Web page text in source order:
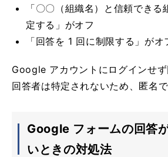
「〇〇（組織名）と信頼でき
定する」がオフ
「回答を 1 回に制限する」がオ
Google アカウントにログインせず
回答者は特定されないため、匿名で
Google フォームの回答
いときの対処法